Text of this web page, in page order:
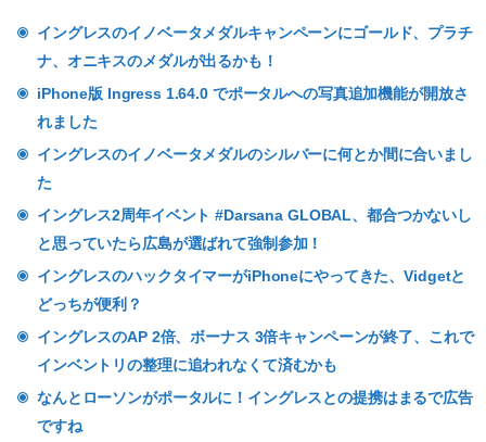
イングレスのイノベータメダルキャンペーンにゴールド、プラチ
ナ、オニキスのメダルが出るかも！
iPhone版 Ingress 1.64.0 でポータルへの写真追加機能が開放さ
れました
イングレスのイノベータメダルのシルバーに何とか間に合いまし
た
イングレス2周年イベント #Darsana GLOBAL、都合つかないし
と思っていたら広島が選ばれて強制参加！
イングレスのハックタイマーがiPhoneにやってきた、Vidgetと
どっちが便利？
イングレスのAP 2倍、ボーナス 3倍キャンペーンが終了、これで
インベントリの整理に追われなくて済むかも
なんとローソンがポータルに！イングレスとの提携はまるで広告
ですね